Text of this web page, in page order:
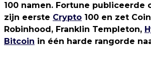
100 namen. Fortune publiceerde
zijn eerste Crypto 100 en zet
Robinhood, Franklin Templeton,
Bitcoin in één harde rangorde